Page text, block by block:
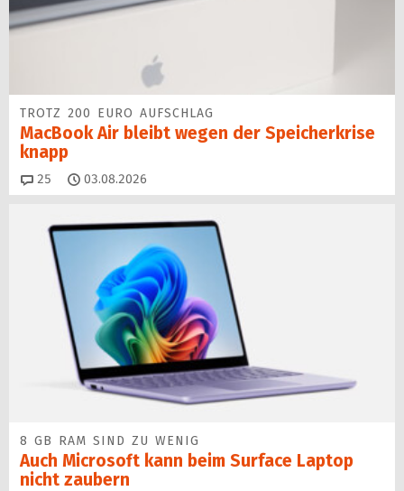
TROTZ 200 EURO AUFSCHLAG
MacBook Air bleibt wegen der Speicherkrise
knapp
25 Kommentare
03.08.2026
8 GB RAM SIND ZU WENIG
Auch Microsoft kann beim Surface Laptop
nicht zaubern